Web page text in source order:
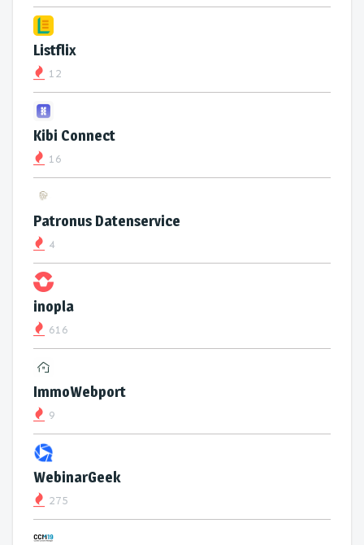
Listflix
12
Kibi Connect
16
Patronus Datenservice
4
inopla
616
ImmoWebport
9
WebinarGeek
275